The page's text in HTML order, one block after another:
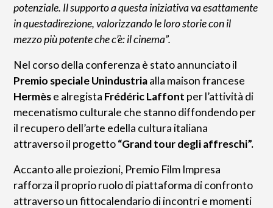
potenziale. Il supporto a questa iniziativa va esattamente
in questadirezione, valorizzando le loro storie con il
mezzo più potente che c’è: il cinema”.
Nel corso della conferenza è stato annunciato il
Premio speciale Unindustriaalla maison francese
Hermèse alregista Frédéric Laffont per l’attività di
mecenatismo culturale che stanno diffondendo per
il recupero dell’arte edella cultura italiana
attraverso il progetto“Grand tour degli affreschi”.
Accanto alle proiezioni, Premio Film Impresa
rafforza il proprio ruolo di piattaforma di confronto
attraverso un fittocalendario di incontri e momenti